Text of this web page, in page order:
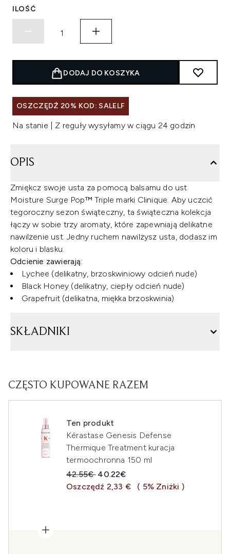
ILOŚĆ
DODAJ DO KOSZYKA
OSZCZĘDŹ 20% KOD: SALELF
Na stanie | Z reguły wysyłamy w ciągu 24 godzin
OPIS
Zmiękcz swoje usta za pomocą balsamu do ust
Moisture Surge Pop™ Triple marki Clinique. Aby uczcić
tegoroczny sezon świąteczny, ta świąteczna kolekcja
łączy w sobie trzy aromaty, które zapewniają delikatne
nawilżenie ust. Jedny ruchem nawilżysz usta, dodasz im
koloru i blasku.
Odcienie zawierają:
Lychee (delikatny, brzoskwiniowy odcień nude)
Black Honey (delikatny, ciepły odcień nude)
Grapefruit (delikatna, miękka brzoskwinia)
SKŁADNIKI
CZĘSTO KUPOWANE RAZEM
Ten produkt
Kérastase Genesis Defense
Thermique Treatment kuracja
termoochronna 150 ml
Sugerowana cena detaliczna:
42.55€ Aktualna cena:
40.22€
Oszczędź 2,33 €
( 5% Zniżki )